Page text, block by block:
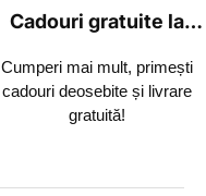
Cadouri gratuite la
Cumperi mai mult, primești
cadouri deosebite și livrare
gratuită!